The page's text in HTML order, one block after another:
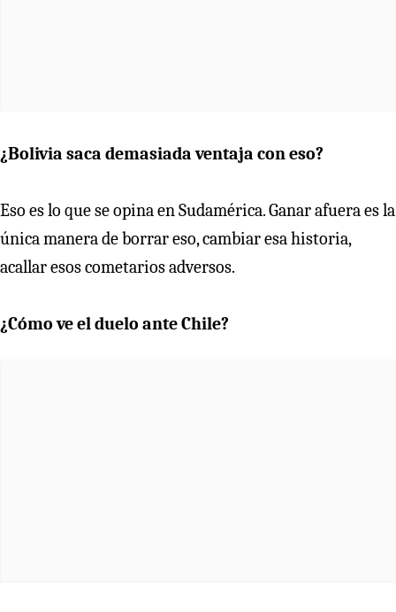
¿Bolivia saca demasiada ventaja con eso?
Eso es lo que se opina en Sudamérica. Ganar afuera es la
única manera de borrar eso, cambiar esa historia,
acallar esos cometarios adversos.
¿Cómo ve el duelo ante Chile?